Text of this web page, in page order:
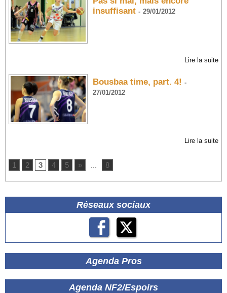
Réseaux sociaux
Agenda Pros
Agenda NF2/Espoirs
insuffisant - 29/01/2012
Lire la suite
Bousbaa time, part. 4! -
27/01/2012
Lire la suite
1 2 3 4 5 » ... 8